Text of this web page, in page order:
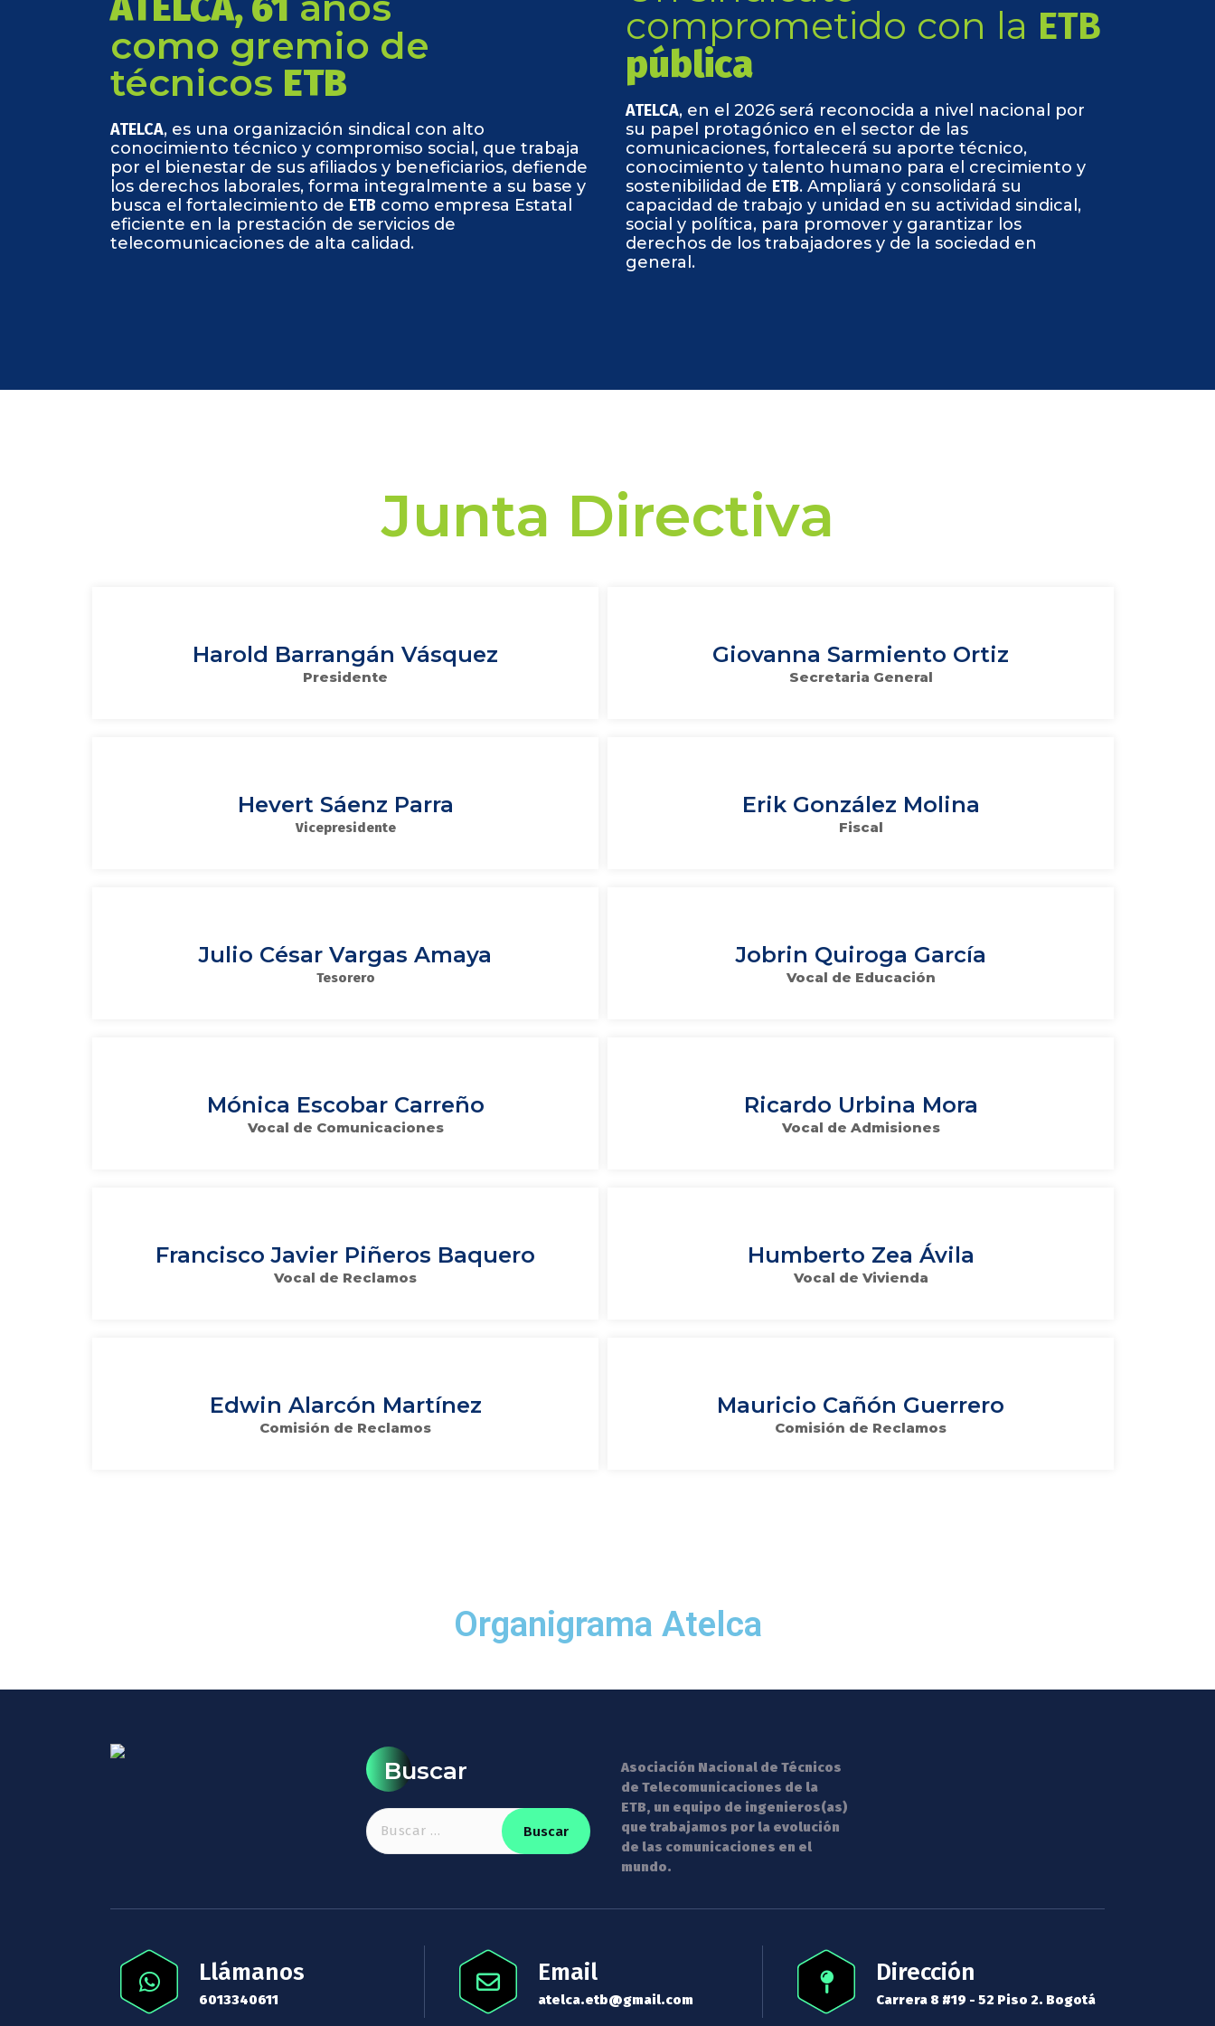
como gremio de
técnicos ETB
ATELCA, es una organización sindical con alto
conocimiento técnico y compromiso social, que trabaja
por el bienestar de sus afiliados y beneficiarios, defiende
los derechos laborales, forma integralmente a su base y
busca el fortalecimiento de ETB como empresa Estatal
eficiente en la prestación de servicios de
telecomunicaciones de alta calidad.
comprometido con la ETB
pública
ATELCA, en el 2026 será reconocida a nivel nacional por
su papel protagónico en el sector de las
comunicaciones, fortalecerá su aporte técnico,
conocimiento y talento humano para el crecimiento y
sostenibilidad de ETB. Ampliará y consolidará su
capacidad de trabajo y unidad en su actividad sindical,
social y política, para promover y garantizar los
derechos de los trabajadores y de la sociedad en
general.
Junta Directiva
Harold Barrangán Vásquez
Presidente
Giovanna Sarmiento Ortiz
Secretaria General
Hevert Sáenz Parra
Vicepresidente
Erik González Molina
Fiscal
Julio César Vargas Amaya
Tesorero
Jobrin Quiroga García
Vocal de Educación
Mónica Escobar Carreño
Vocal de Comunicaciones
Ricardo Urbina Mora
Vocal de Admisiones
Francisco Javier Piñeros Baquero
Vocal de Reclamos
Humberto Zea Ávila
Vocal de Vivienda
Edwin Alarcón Martínez
Comisión de Reclamos
Mauricio Cañón Guerrero
Comisión de Reclamos
Organigrama Atelca
Buscar
Asociación Nacional de Técnicos
de Telecomunicaciones de la
ETB, un equipo de ingenieros(as)
que trabajamos por la evolución
de las comunicaciones en el
mundo.
Llámanos
6013340611
Email
atelca.etb@gmail.com
Dirección
Carrera 8 #19 - 52 Piso 2. Bogotá